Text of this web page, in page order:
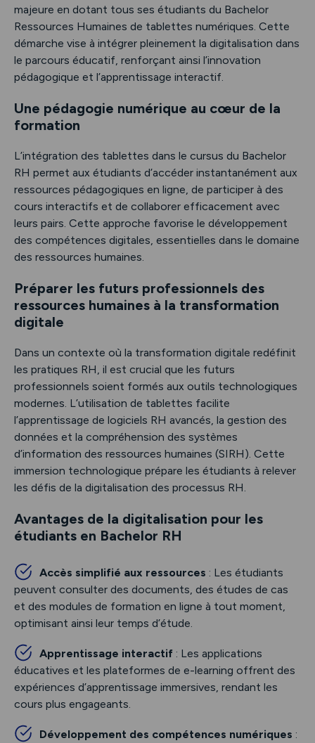
majeure en dotant tous ses étudiants du Bachelor
Ressources Humaines de tablettes numériques. Cette
démarche vise à intégrer pleinement la digitalisation dans
le parcours éducatif, renforçant ainsi l’innovation
pédagogique et l’apprentissage interactif.
Une pédagogie numérique au cœur de la
formation
L’intégration des tablettes dans le cursus du Bachelor
RH permet aux étudiants d’accéder instantanément aux
ressources pédagogiques en ligne, de participer à des
cours interactifs et de collaborer efficacement avec
leurs pairs. Cette approche favorise le développement
des compétences digitales, essentielles dans le domaine
des ressources humaines.
Préparer les futurs professionnels des
ressources humaines à la transformation
digitale
Dans un contexte où la transformation digitale redéfinit
les pratiques RH, il est crucial que les futurs
professionnels soient formés aux outils technologiques
modernes. L’utilisation de tablettes facilite
l’apprentissage de logiciels RH avancés, la gestion des
données et la compréhension des systèmes
d’information des ressources humaines (SIRH). Cette
immersion technologique prépare les étudiants à relever
les défis de la digitalisation des processus RH.
Avantages de la digitalisation pour les
étudiants en Bachelor RH
Accès simplifié aux ressources : Les étudiants
peuvent consulter des documents, des études de cas
et des modules de formation en ligne à tout moment,
optimisant ainsi leur temps d’étude.
Apprentissage interactif : Les applications
éducatives et les plateformes de e-learning offrent des
expériences d’apprentissage immersives, rendant les
cours plus engageants.
Développement des compétences numériques :